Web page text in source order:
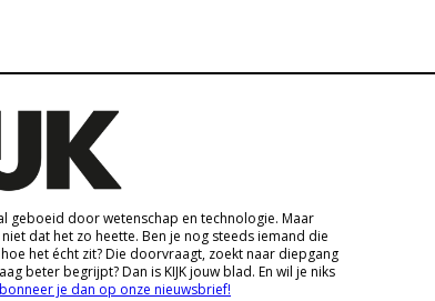
geboeid door wetenschap en technologie. Maar
dat het zo heette. Ben je nog steeds iemand die
het écht zit? Die doorvraagt, zoekt naar diepgang
beter begrijpt? Dan is KIJK jouw blad. En wil je niks
je dan op onze nieuwsbrief!